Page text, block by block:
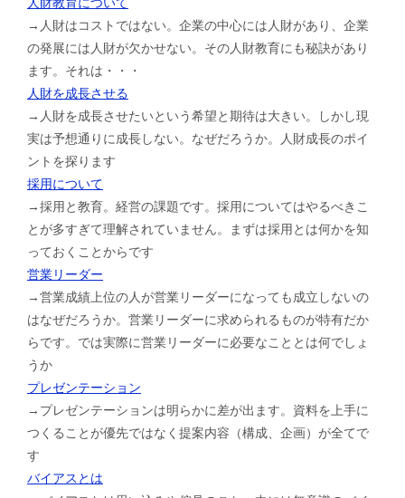
→人財はコストではない。企業の中心には人財があり、企業
の発展には人財が欠かせない。その人財教育にも秘訣があり
ます。それは・・・
人財を成長させる
→人財を成長させたいという希望と期待は大きい。しかし現
実は予想通りに成長しない。なぜだろうか。人財成長のポイ
ントを探ります
採用について
→採用と教育。経営の課題です。採用についてはやるべきこ
とが多すぎて理解されていません。まずは採用とは何かを知
っておくことからです
営業リーダー
→営業成績上位の人が営業リーダーになっても成立しないの
はなぜだろうか。営業リーダーに求められるものが特有だか
らです。では実際に営業リーダーに必要なこととは何でしょ
うか
プレゼンテーション
→プレゼンテーションは明らかに差が出ます。資料を上手に
つくることが優先ではなく提案内容（構成、企画）が全てで
す
バイアスとは